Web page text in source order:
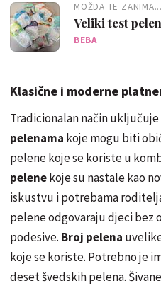
MOŽDA TE ZANIMA...
Veliki test
BEBA
Klasične i moderne
Tradicionalan način uključuje
pelenama koje mogu biti
pelene koje se koriste u
pelenekoje su nastale kao
iskustvu i potrebama
pelene odgovaraju djeci bez
podesive. Broj pelena
koje se koriste. Potrebno je
deset švedskih pelena.